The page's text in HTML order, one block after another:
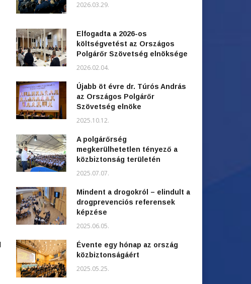
2026.03.29.
Elfogadta a 2026-os
költségvetést az Országos
Polgárőr Szövetség elnöksége
2026.02.04.
Újabb öt évre dr. Túrós András
az Országos Polgárőr
Szövetség elnöke
2025.10.12.
A polgárőrség
megkerülhetetlen tényező a
közbiztonság területén
2025.07.07.
Mindent a drogokról – elindult a
drogprevenciós referensek
képzése
2025.06.05.
Évente egy hónap az ország
közbiztonságáért
2025.05.25.